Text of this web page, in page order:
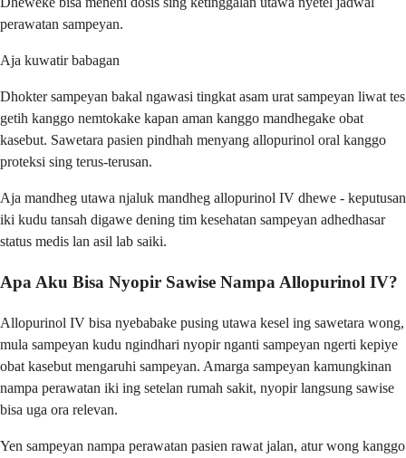
perawatan sampeyan.
Aja kuwatir babagan
Dhokter sampeyan bakal ngawasi tingkat asam urat sampeyan liwat tes
getih kanggo nemtokake kapan aman kanggo mandhegake obat
kasebut. Sawetara pasien pindhah menyang allopurinol oral kanggo
proteksi sing terus-terusan.
Aja mandheg utawa njaluk mandheg allopurinol IV dhewe - keputusan
iki kudu tansah digawe dening tim kesehatan sampeyan adhedhasar
status medis lan asil lab saiki.
Apa Aku Bisa Nyopir Sawise Nampa Allopurinol IV?
Allopurinol IV bisa nyebabake pusing utawa kesel ing sawetara wong,
mula sampeyan kudu ngindhari nyopir nganti sampeyan ngerti kepiye
obat kasebut mengaruhi sampeyan. Amarga sampeyan kamungkinan
nampa perawatan iki ing setelan rumah sakit, nyopir langsung sawise
bisa uga ora relevan.
Yen sampeyan nampa perawatan pasien rawat jalan, atur wong kanggo